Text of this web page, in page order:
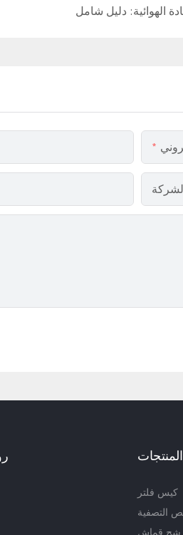
الهوائية: دليل شامل
المنتجات
كيس فلتر
التصفية
قماش